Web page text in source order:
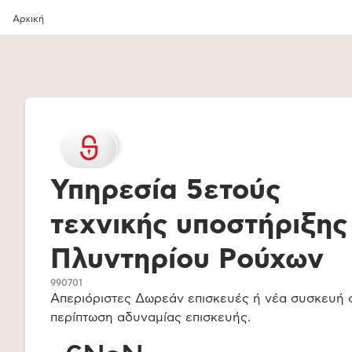
Αρχική
Υπηρεσία 5ετούς
τεχνικής υποστήριξης
Πλυντηρίου Ρούχων
990701
Απεριόριστες Δωρεάν επισκευές ή νέα συσκευή
περίπτωση αδυναμίας επισκευής.